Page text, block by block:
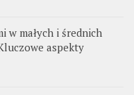
w małych i średnich
aspekty